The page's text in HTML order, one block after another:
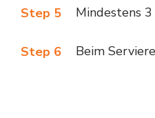
Step 5
Mindestens
Step 6 Beim